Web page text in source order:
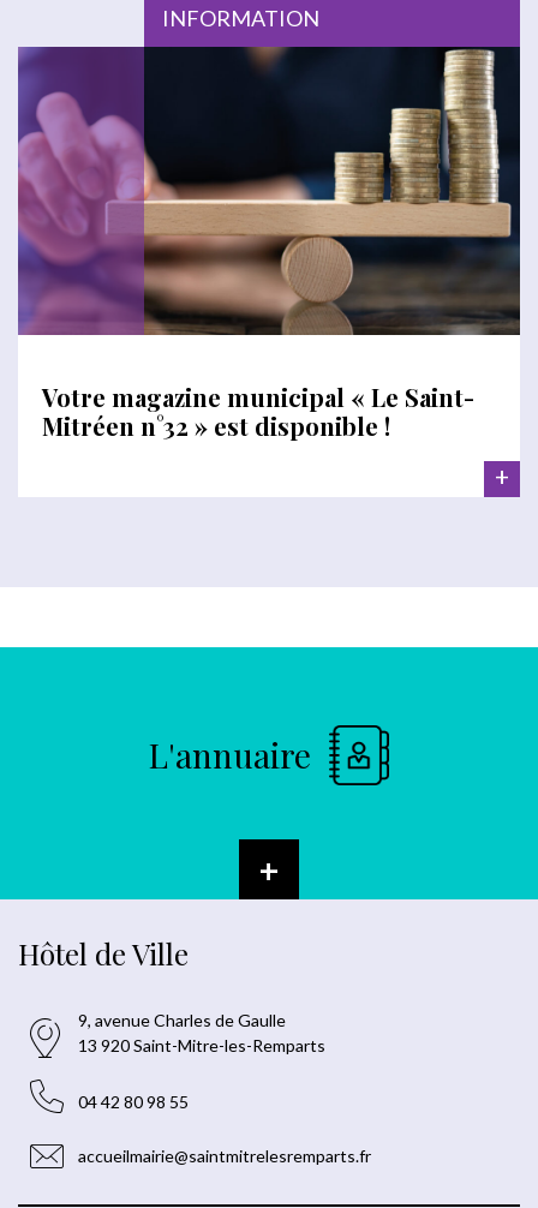
INFORMATION
Votre magazine municipal « Le Saint-
Mitréen n°32 » est disponible !
+
L'annuaire
+
Hôtel de Ville
9, avenue Charles de Gaulle
13 920 Saint-Mitre-les-Remparts
04 42 80 98 55
accueilmairie@saintmitrelesremparts.fr